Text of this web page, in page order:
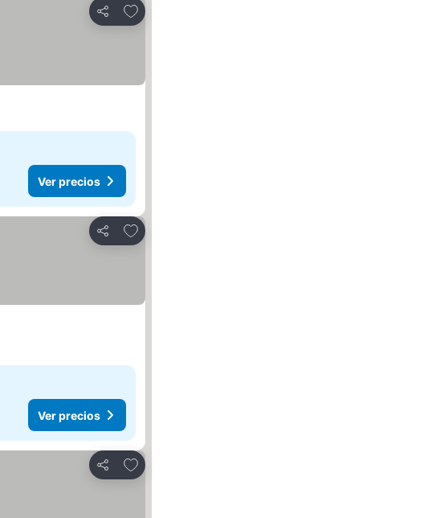
Compartir
Agregar a favoritos
Ver precios
Compartir
Agregar a favoritos
Ver precios
Compartir
Agregar a favoritos